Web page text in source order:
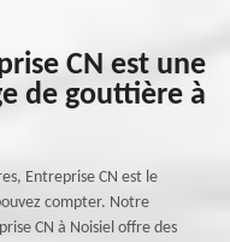
CN est une
de gouttière à
Entreprise CN est le
compter. Notre
CN à Noisiel offre des